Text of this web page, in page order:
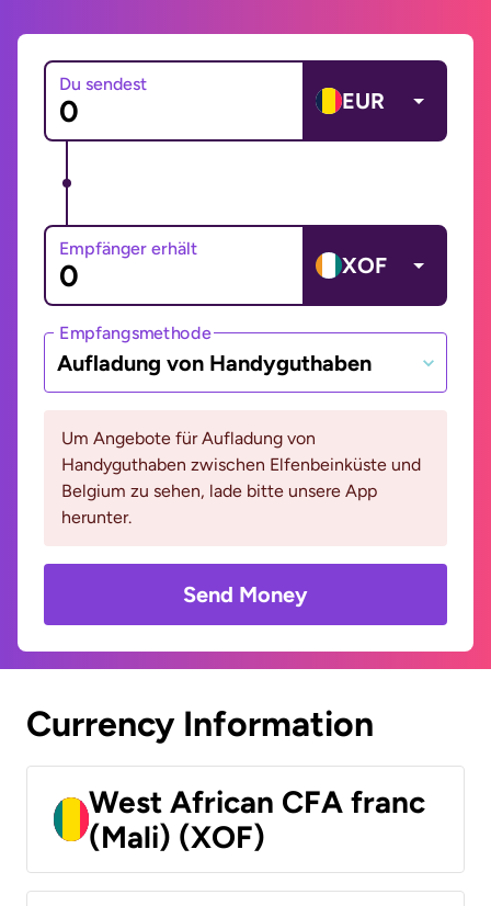
Du sendest
EUR
Empfänger erhält
XOF
Empfangsmethode
Aufladung von Handyguthaben
Um Angebote für Aufladung von
Handyguthaben zwischen Elfenbeinküste und
Belgium zu sehen, lade bitte unsere App
herunter.
Send Money
Currency Information
West African CFA franc
(Mali) (XOF)